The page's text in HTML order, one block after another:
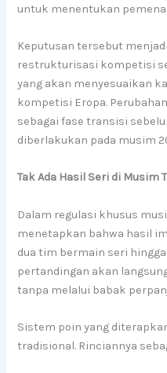
untuk menentukan
Keputusan tersebut
restrukturisasi kompetisi
yang akan menyesuaikan
kompetisi Eropa.
sebagai fase transisi
diberlakukan pada musim
Tak Ada Hasil Seri di Musim
Dalam regulasi khusus
menetapkan bahwa hasil
dua tim bermain seri
pertandingan akan
tanpa melalui babak
Sistem poin yang
tradisional. Rinciannya